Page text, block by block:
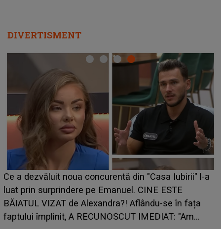
DIVERTISMENT
HOROSCOP de weekend, 8-9 august 2026. Zodia
care riscă să rămână fără bani. O decizie luată în
grabă îi aduce pierderi semnificative și îi dă toate
planurile peste cap